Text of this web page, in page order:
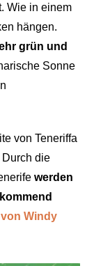
Wie in einem
hängen.
grün und
Sonne
von Teneriffa
die
werden
Windy